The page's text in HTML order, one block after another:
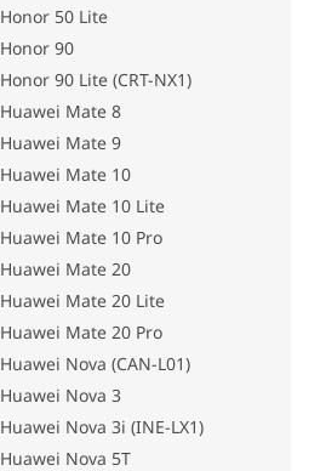
Honor 50 Lite
Honor 90
Honor 90 Lite (CRT-NX1)
Huawei Mate 8
Huawei Mate 9
Huawei Mate 10
Huawei Mate 10 Lite
Huawei Mate 10 Pro
Huawei Mate 20
Huawei Mate 20 Lite
Huawei Mate 20 Pro
Huawei Nova (CAN-L01)
Huawei Nova 3
Huawei Nova 3i (INE-LX1)
Huawei Nova 5T